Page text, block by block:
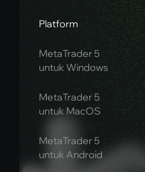
Platform
MetaTrader 5
untuk Windows
MetaTrader 5
untuk MacOS
MetaTrader 5
untuk Android